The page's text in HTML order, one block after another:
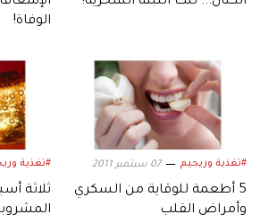
الوفاة!
#تغذية وريجيم 07 سبتمبر 2011
5 أطعمة للوقاية من السكري
وأمراض القلب
#تغذية
ثلاثة